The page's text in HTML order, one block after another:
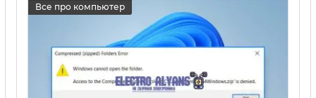
Все про компьютер